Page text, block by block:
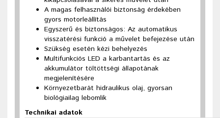
A magas felhasználói biztonság érdekében
gyors motorleállítás
Egyszerű és biztonságos: Az automatikus
visszatérési funkció a művelet befejezése után
Szükség esetén kézi behelyezés
Multifunkciós LED a karbantartás és az
akkumulátor töltöttségi állapotának
megjelenítésére
Környezetbarát hidraulikus olaj, gyorsan
biológiailag lebomlik
Technikai adatok